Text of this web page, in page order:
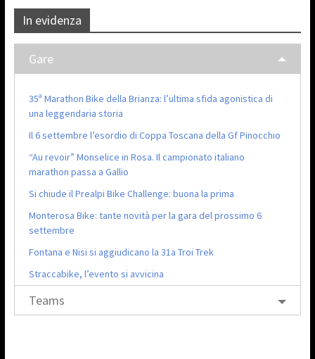
In evidenza
Gare
35ª Marathon Bike della Brianza: l’ultima sfida agonistica di
una leggendaria storia
Il 6 settembre l’esordio di Coppa Toscana della Gf Pinocchio
“Au revoir” Monselice in Rosa. Il campionato italiano
marathon passa a Gallio
Si chiude il Prealpi Bike Challenge: buona la prima
Monterosa Bike: tante novità per la gara del prossimo 6
settembre
Fontana e Nisi si aggiudicano la 31a Troi Trek
Straccabike, l’evento si avvicina
Teams